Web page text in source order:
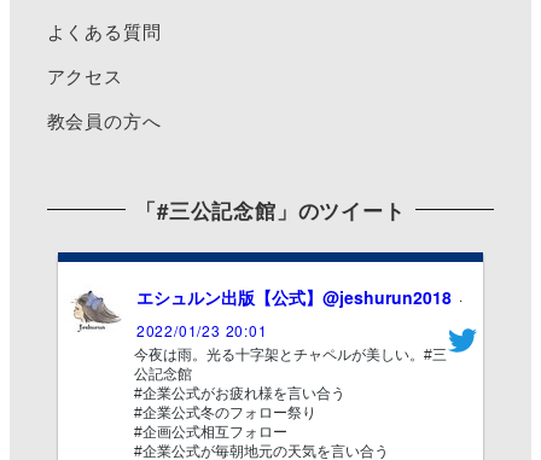
よくある質問
アクセス
教会員の方へ
「#三公記念館」のツイート
エシュルン出版【公式】 @jeshurun2018 ·
2022/01/23 20:01
今夜は雨。光る十字架とチャペルが美しい。#三
公記念館
#企業公式がお疲れ様を言い合う
#企業公式冬のフォロー祭り
#企画公式相互フォロー
#企業公式が毎朝地元の天気を言い合う